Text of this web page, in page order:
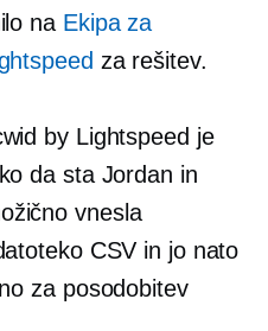
na Ekipa za
za rešitev.
by Lightspeed je
da sta Jordan in
vnesla
CSV in jo nato
za posodobitev